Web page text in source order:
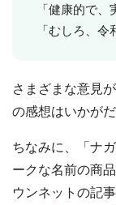
「健康的で
「むしろ、令
さまざまな意見
の感想はいかがだ
ちなみに、「ナ
ークな名前の商
ウンネットの記